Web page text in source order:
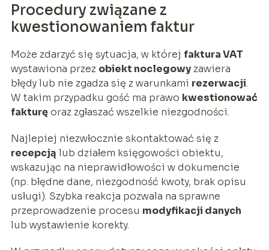
Procedury związane z
kwestionowaniem faktur
Może zdarzyć się sytuacja, w której faktura VAT
wystawiona przez obiekt noclegowyzawiera
błędy lub nie zgadza się z warunkami rezerwacji.
W takim przypadku gość ma prawo kwestionować
fakturęoraz zgłaszać wszelkie niezgodności.
Najlepiej niezwłocznie skontaktować się z
recepcją lub działem księgowości obiektu,
wskazując na nieprawidłowości w dokumencie
(np. błędne dane, niezgodność kwoty, brak opisu
usługi). Szybka reakcja pozwala na sprawne
przeprowadzenie procesu modyfikacji danych
lub wystawienie korekty.